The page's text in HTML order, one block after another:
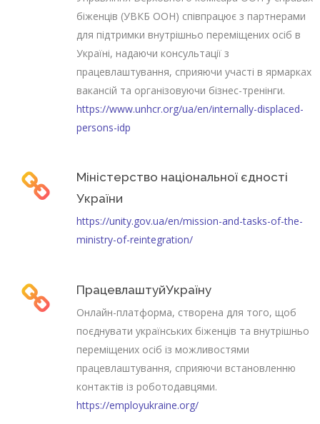
біженців (УВКБ ООН) співпрацює з партнерами
для підтримки внутрішньо переміщених осіб в
Україні, надаючи консультації з
працевлаштування, сприяючи участі в ярмарках
вакансій та організовуючи бізнес-тренінги.
https://www.unhcr.org/ua/en/internally-displaced-
persons-idp
Міністерство національної єдності
України
https://unity.gov.ua/en/mission-and-tasks-of-the-
ministry-of-reintegration/
ПрацевлаштуйУкраїну
Онлайн-платформа, створена для того, щоб
поєднувати українських біженців та внутрішньо
переміщених осіб із можливостями
працевлаштування, сприяючи встановленню
контактів із роботодавцями.
https://employukraine.org/